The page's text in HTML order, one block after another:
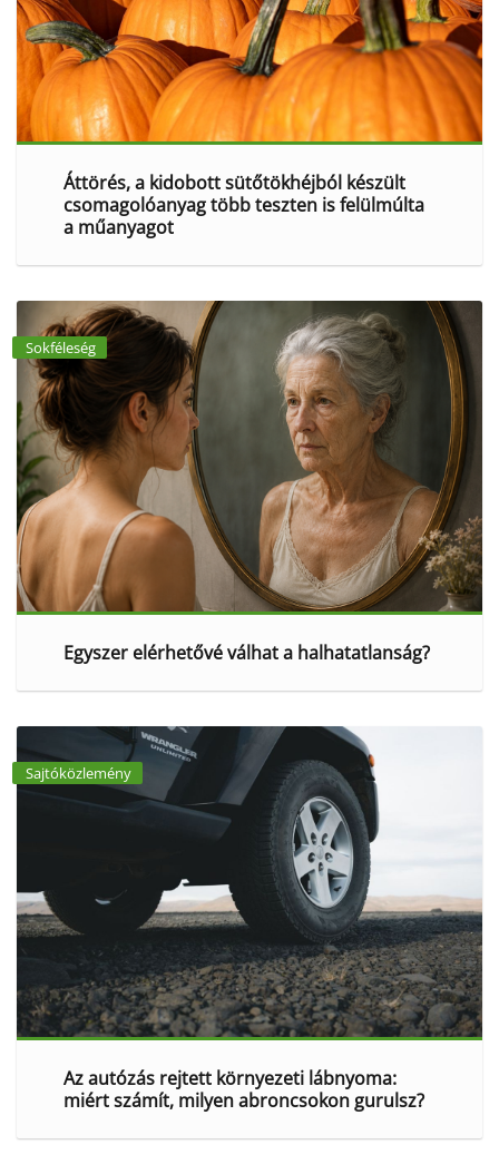
Áttörés, a kidobott sütőtökhéjból készült
csomagolóanyag több teszten is felülmúlta
a műanyagot
Sokféleség
Egyszer elérhetővé válhat a halhatatlanság?
Sajtóközlemény
Az autózás rejtett környezeti lábnyoma:
miért számít, milyen abroncsokon gurulsz?